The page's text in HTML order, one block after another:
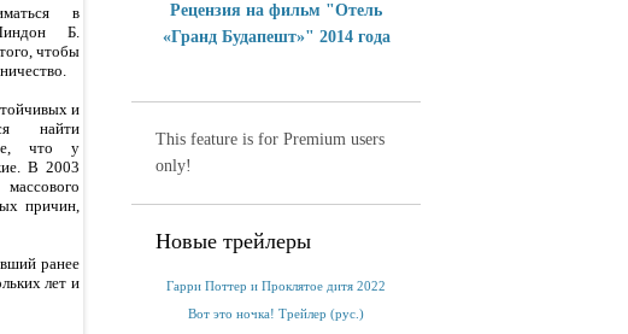
в
Б.
чтобы
и
найти
что у
В 2003
причин,
ранее
лет и
Рецензия на фильм "Отель
«Гранд Будапешт»" 2014 года
This feature is for Premium users
only!
Новые трейлеры
Гарри Поттер и Проклятое дитя 2022
Вот это ночка! Трейлер (рус.)